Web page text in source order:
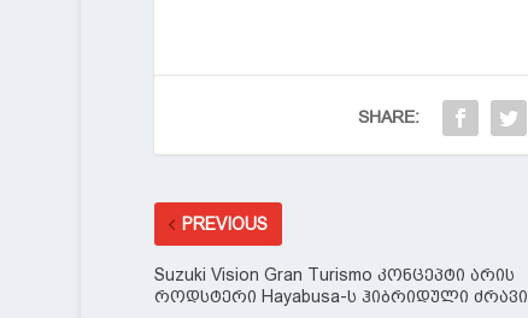
SHARE:
PREVIOUS
Suzuki Vision Gran Turismo კონცეპტი არის
როდსტერი Hayabusa-ს ჰიბრიდული